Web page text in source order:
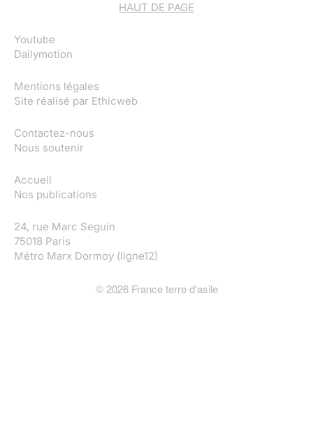
HAUT DE PAGE
Youtube
Dailymotion
Mentions légales
Site réalisé par Ethicweb
Contactez-nous
Nous soutenir
Accueil
Nos publications
24, rue Marc Seguin
75018 Paris
Métro Marx Dormoy (ligne12)
©2026France terre d'asile